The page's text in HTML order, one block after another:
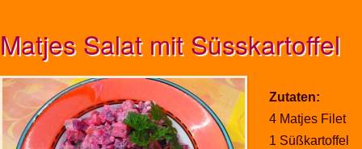
Matjes Salat mit Süsskartoffel
Zutaten:
4 Matjes Filet
1 Süßkartoffel